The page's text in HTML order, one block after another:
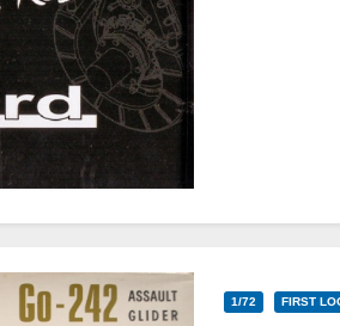
1/72 FIRST